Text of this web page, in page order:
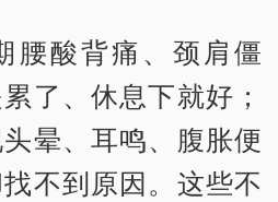
酸背痛、颈肩僵
了、休息下就好；
晕、耳鸣、腹胀便
不到原因。这些不